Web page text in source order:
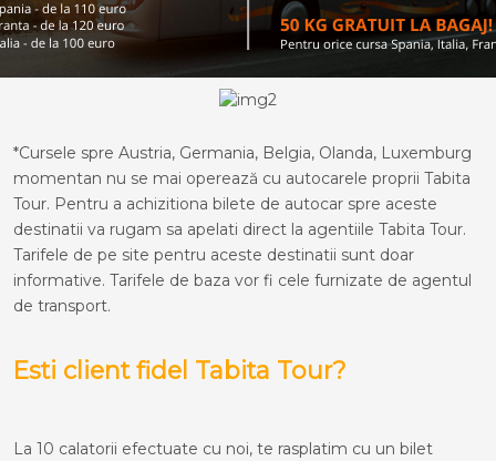
*Cursele spre Austria, Germania, Belgia, Olanda, Luxemburg
momentan nu se mai operează cu autocarele proprii Tabita
Tour. Pentru a achizitiona bilete de autocar spre aceste
destinatii va rugam sa apelati direct la agentiile Tabita Tour.
Tarifele de pe site pentru aceste destinatii sunt doar
informative. Tarifele de baza vor fi cele furnizate de agentul
de transport.
Esti client fidel Tabita Tour?
La 10 calatorii efectuate cu noi, te rasplatim cu un bilet